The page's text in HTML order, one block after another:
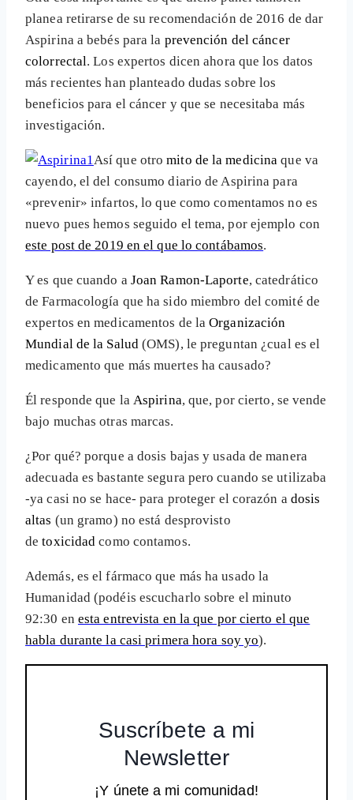
planea retirarse de su recomendación de 2016 de dar
Aspirina a bebés para la prevención del cáncer
colorrectal. Los expertos dicen ahora que los datos
más recientes han planteado dudas sobre los
beneficios para el cáncer y que se necesitaba más
investigación.
Así que otromito de la medicina que va
cayendo, el del consumo diario de Aspirina para
«prevenir» infartos, lo que como comentamos no es
nuevo pues hemos seguido el tema, por ejemplo con
este post de 2019 en el que lo contábamos.
Y es que cuando a Joan Ramon-Laporte, catedrático
de Farmacología que ha sido miembro del comité de
expertos en medicamentos de laOrganización
Mundial de la Salud(OMS), le preguntan ¿cual es el
medicamento que más muertes ha causado?
Él responde que la Aspirina, que, por cierto, se vende
bajo muchas otras marcas.
¿Por qué? porque a dosis bajas y usada de manera
adecuada es bastante segura pero cuando se utilizaba
-ya casi no se hace- para proteger el corazón a dosis
altas (un gramo) no está desprovisto
detoxicidad como contamos.
Además, es el fármaco que más ha usado la
Humanidad (podéis escucharlo sobre el minuto
92:30 en esta entrevista en la que por cierto el que
habla durante la casi primera hora soy yo).
Suscríbete a mi
Newsletter
¡Y únete a mi comunidad!